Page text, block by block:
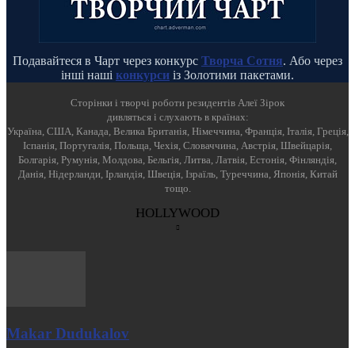
Подавайтеся в Чарт через конкурс Творча Сотня. Або через
інші наші конкурси із Золотими пакетами.
Cторінки і творчі роботи резидентів Алеї Зірок
дивляться і слухають в країнах:
Україна, США, Канада, Велика Британія, Німеччина, Франція, Італія, Греція,
Іспанія, Португалія, Польща, Чехія, Словаччина, Австрія, Швейцарія,
Болгарія, Румунія, Молдова, Бельгія, Литва, Латвія, Естонія, Фінляндія,
Данія, Нідерланди, Ірландія, Швеція, Ізраїль, Туреччина, Японія, Китай
тощо.
HOLLYWOOD
Makar Dudukalov